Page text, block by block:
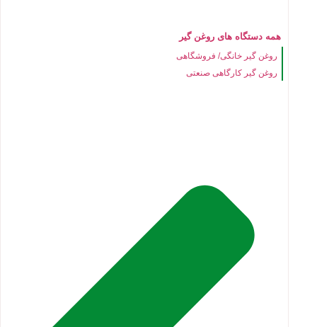
همه دستگاه های روغن گیر
روغن گیر خانگی/ فروشگاهی
روغن گیر کارگاهی صنعتی